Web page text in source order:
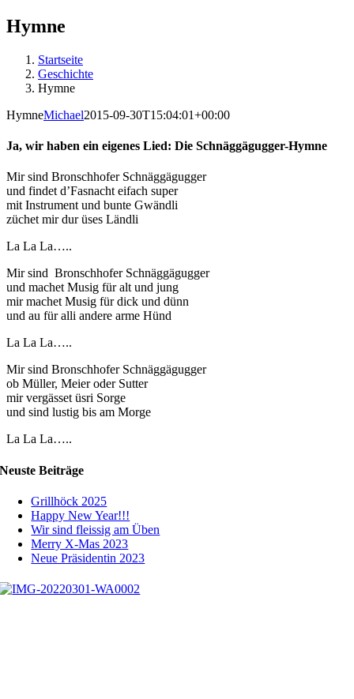
Hymne
Startseite
Geschichte
Hymne
HymneMichael2015-09-30T15:04:01+00:00
Ja, wir haben ein eigenes Lied: Die Schnäggägugger-Hymne
Mir sind Bronschhofer Schnäggägugger
und findet d’Fasnacht eifach super
mit Instrument und bunte Gwändli
züchet mir dur üses Ländli
La La La…..
Mir sind Bronschhofer Schnäggägugger
und machet Musig für alt und jung
mir machet Musig für dick und dünn
und au für alli andere arme Hünd
La La La…..
Mir sind Bronschhofer Schnäggägugger
ob Müller, Meier oder Sutter
mir vergässet üsri Sorge
und sind lustig bis am Morge
La La La…..
Neuste Beiträge
Grillhöck 2025
Happy New Year!!!
Wir sind fleissig am Üben
Merry X-Mas 2023
Neue Präsidentin 2023